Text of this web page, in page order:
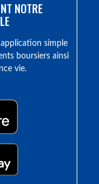
NOTRE
simple
boursiers ainsi
vie.